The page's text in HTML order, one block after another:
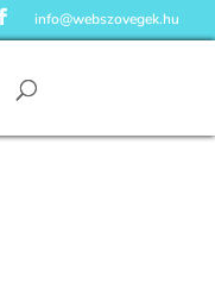
info@webszovegek.hu